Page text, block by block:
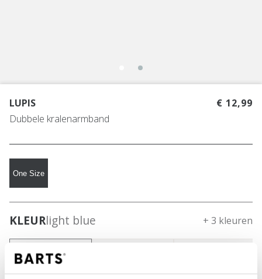
LUPIS
Dubbele kralenarmband
€ 12,99
One Size
KLEURlight blue + 3 kleuren